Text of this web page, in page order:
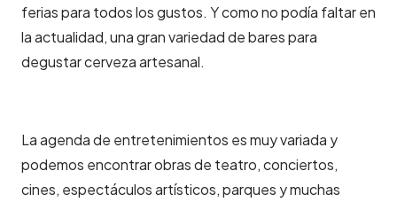
ferias para todos los gustos. Y como no podía faltar en
la actualidad, una gran variedad de bares para
degustar cerveza artesanal.
La agenda de entretenimientos es muy variada y
podemos encontrar obras de teatro, conciertos,
cines, espectáculos artísticos, parques y muchas